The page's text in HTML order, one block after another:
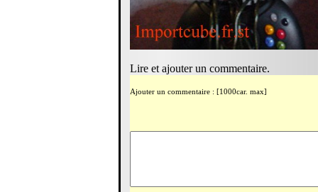
Lire et ajouter un commentaire.
Ajouter un commentaire : [1000car. max]